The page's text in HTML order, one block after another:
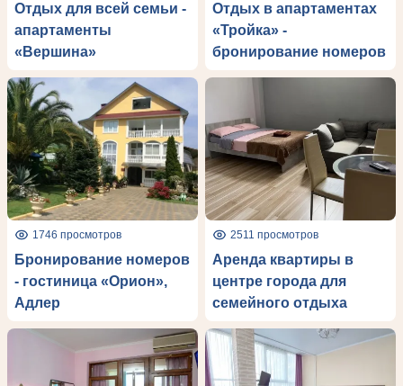
Отдых для всей семьи -
апартаменты
«Вершина»
Отдых в апартаментах
«Тройка» -
бронирование номеров
1746 просмотров
Бронирование номеров
- гостиница «Орион»,
Адлер
2511 просмотров
Аренда квартиры в
центре города для
семейного отдыха